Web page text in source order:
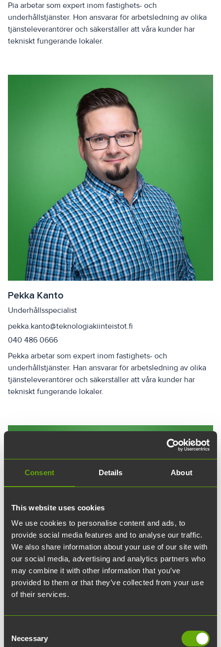
Consent Details About
This website uses cookies
We use cookies to personalise content and ads, to
provide social media features and to analyse our traffic.
We also share information about your use of our site with
our social media, advertising and analytics partners who
may combine it with other information that you’ve
provided to them or that they’ve collected from your use
of their services.
Selection
Necessary
Pia arbetar som expert inom fastighets- och
underhållstjänster. Hon ansvarar för arbetsledning av olika
tjänsteleverantörer och säkerställer att våra kunder har
tekniskt fungerande lokaler.
Pekka Kanto
Underhållsspecialist
pekka.kanto@teknologiakiinteistot.fi
040 486 0666
Pekka arbetar som expert inom fastighets- och
underhållstjänster. Han ansvarar för arbetsledning av olika
tjänsteleverantörer och säkerställer att våra kunder har
tekniskt fungerande lokaler.